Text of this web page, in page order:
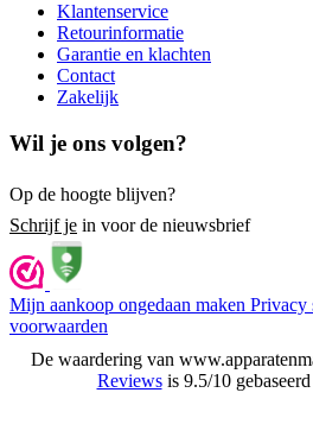
Klantenservice
Retourinformatie
Garantie en klachten
Contact
Zakelijk
Wil je ons volgen?
Op de hoogte blijven?
Schrijf je in voor de nieuwsbrief
Mijn aankoop ongedaan maken Privacy
voorwaarden
De waardering van
Reviewsis 9.5/10